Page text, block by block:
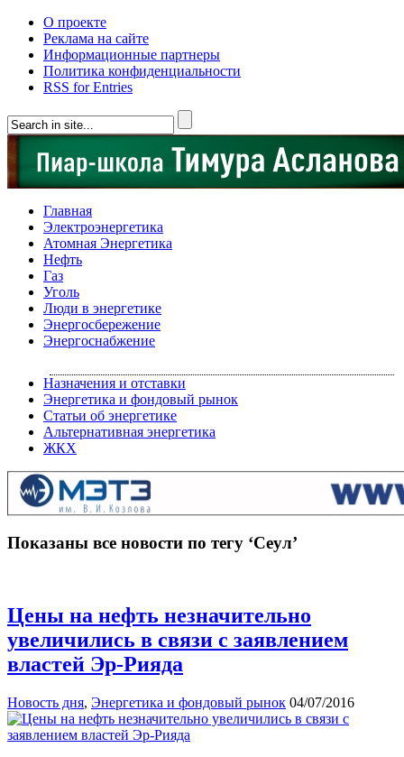
О проекте
Реклама на сайте
Информационные партнеры
Политика конфиденциальности
RSS for Entries
Главная
Электроэнергетика
Атомная Энергетика
Нефть
Газ
Уголь
Люди в энергетике
Энергосбережение
Энергоснабжение
Назначения и отставки
Энергетика и фондовый рынок
Статьи об энергетике
Альтернативная энергетика
ЖКХ
Показаны все новости по тегу ‘Сеул’
Цены на нефть незначительно
увеличились в связи с заявлением
властей Эр-Рияда
Новость дня, Энергетика и фондовый рынок 04/07/2016